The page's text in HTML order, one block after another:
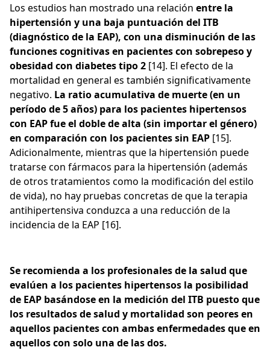
Los estudios han mostrado una relación entre la
hipertensión y una baja puntuación del ITB
(diagnóstico de la EAP), con una disminución de las
funciones cognitivas en pacientes con sobrepeso y
obesidad con diabetes tipo 2 [14]. El efecto de la
mortalidad en general es también significativamente
negativo. La ratio acumulativa de muerte (en un
período de 5 años) para los pacientes hipertensos
con EAP fue el doble de alta (sin importar el género)
en comparación con los pacientes sin EAP [15].
Adicionalmente, mientras que la hipertensión puede
tratarse con fármacos para la hipertensión (además
de otros tratamientos como la modificación del estilo
de vida), no hay pruebas concretas de que la terapia
antihipertensiva conduzca a una reducción de la
incidencia de la EAP [16].
Se recomienda a los profesionales de la salud que
evalúen a los pacientes hipertensos la posibilidad
de EAP basándose en la medición del ITB puesto que
los resultados de salud y mortalidad son peores en
aquellos pacientes con ambas enfermedades que en
aquellos con solo una de las dos.